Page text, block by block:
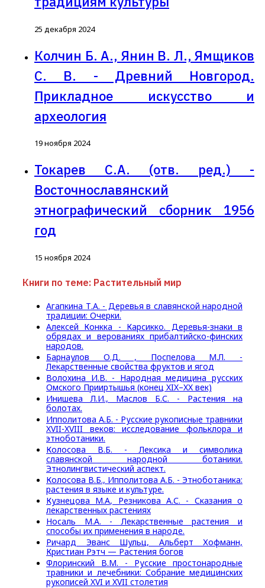
25 декабря 2024
Колчин Б. А., Янин В. Л., Ямщиков
С. В. - Древний Новгород.
Прикладное искусство и
археология
19 ноября 2024
Токарев С.А. (отв. ред.) -
Восточнославянский
этнографический сборник 1956
год
15 ноября 2024
Книги по теме: Растительный мир
Агапкина Т.А. - Деревья в славянской народной
традиции: Очерки.
Алексей Конкка - Карсикко. Деревья-знаки в
обрядах и верованиях прибалтийско-финских
народов.
Барнаулов О.Д. , Поспелова М.Л. -
Лекарственные свойства фруктов и ягод
Волохина И.В. - Народная медицина русских
Омского Прииртышья (конец XIX–XX век)
Инишева Л.И., Маслов Б.С. - Растения на
болотах.
Ипполитова А.Б. - Русские рукописные травники
XVII-XVIII веков: исследование фольклора и
этноботаники.
Колосова В.Б. - Лексика и символика
славянской народной ботаники.
Этнолингвистический аспект.
Колосова В.Б., Ипполитова А.Б. - Этноботаника:
растения в языке и культуре.
Кузнецова М.А, Резникова А.С. - Сказания о
лекарственных растениях
Носаль М.А. - Лекарственные растения и
способы их применения в народе.
Ричард Эванс Шульц, Альберт Хофманн,
Кристиан Рэтч — Растения богов
Флоринский В.М. - Русские простонародные
травники и лечебники: Собрание медицинских
рукописей XVI и XVII столетия